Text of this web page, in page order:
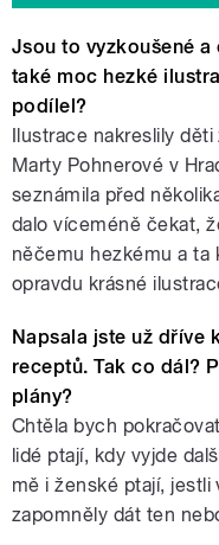
Jsou to vyzkoušené a
také moc hezké
podílel?
Ilustrace nakreslily
Marty Pohnerové v
seznámila před
dalo víceméně čekat,
něčemu hezkému a ta
opravdu krásné
Napsala jste už dříve
receptů. Tak co dál?
plány?
Chtěla bych
lidé ptají, kdy vyjde
mě i ženské ptají, jestli
zapomněly dát ten